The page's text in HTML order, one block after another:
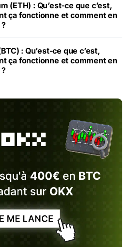
(ETH) : Qu’est-ce que c’est,
ça fonctionne et comment en
: Qu’est-ce que c’est,
ça fonctionne et comment en